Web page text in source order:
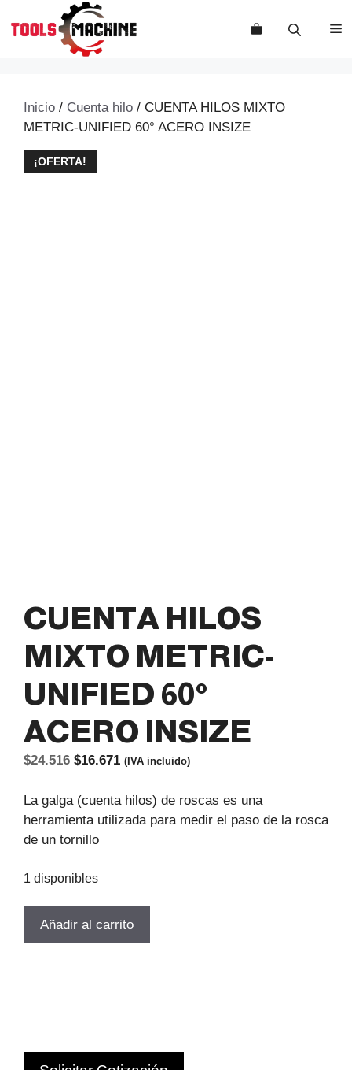
Inicio / Cuenta hilo / CUENTA HILOS MIXTO
METRIC-UNIFIED 60° ACERO INSIZE
¡OFERTA!
CUENTA HILOS
MIXTO METRIC-
UNIFIED 60°
ACERO INSIZE
$24.516 El
original
era:
$24.516.
$16.671El
actual
es:
(IVA incluido)
​La galga (cuenta hilos) de roscas es una
herramienta utilizada para medir el paso de la rosca
de un tornillo
1 disponibles
INSIZE
Añadir al carrito